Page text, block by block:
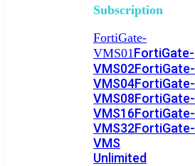
Subscription
FortiGate-
VMS01FortiGate-
VMS02FortiGate-
VMS04FortiGate-
VMS08FortiGate-
VMS16FortiGate-
VMS32FortiGate-
VMS
Unlimited